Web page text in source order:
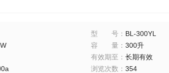
型号： BL-300YL
容量： 300升
有效期至 ： 长期有效
浏览次数 ： 354